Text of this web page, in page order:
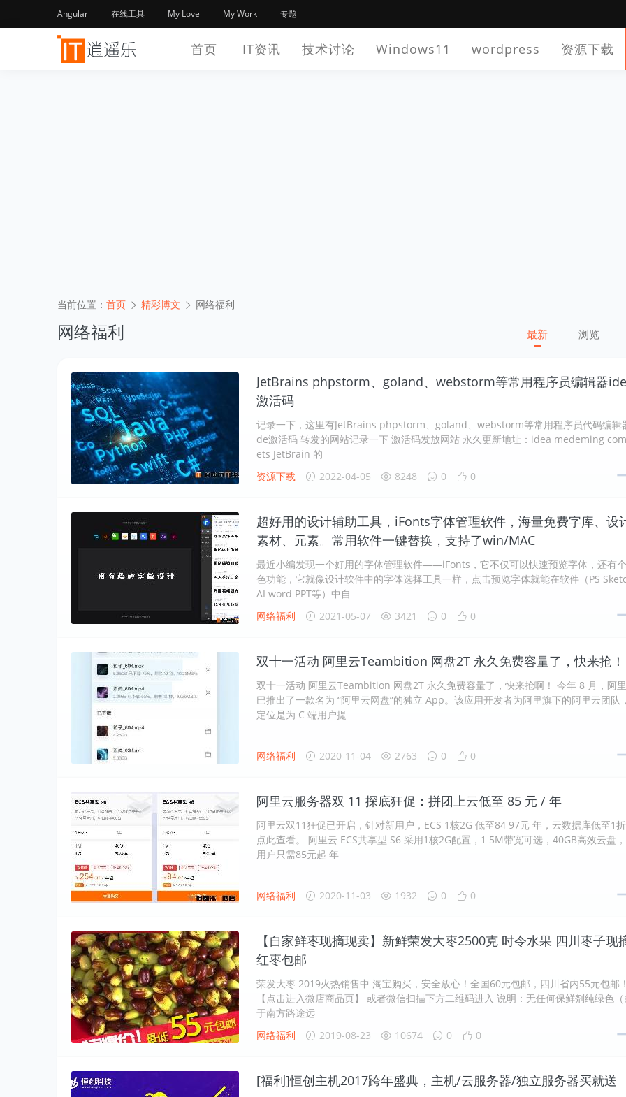
Angular 在线工具 My Love My Work 专题
首页 IT资讯 技术讨论 Windows11 wordpress 资源下载
当前位置： 首页 精彩博文 网络福利
网络福利 最新 浏览
JetBrains phpstorm、goland、webstorm等常用程序员编辑器ide
激活码
记录一下，这里有JetBrains phpstorm、goland、webstorm等常用程序员代码编辑
de激活码 转发的网站记录一下 激活码发放网站 永久更新地址：idea medeming
ets JetBrain 的
资源下载
2022-04-05 8248 0 0
超好用的设计辅助工具，iFonts字体管理软件，海量免费字库、设
素材、元素。常用软件一键替换，支持了win/MAC
最近小编发现一个好用的字体管理软件——iFonts，它不仅可以快速预览字体，还有
色功能，它就像设计软件中的字体选择工具一样，点击预览字体就能在软件（PS
AI word PPT等）中自
网络福利
2021-05-07 3421 0 0
双十一活动 阿里云Teambition 网盘2T 永久免费容量了，快来抢！
双十一活动 阿里云Teambition 网盘2T 永久免费容量了，快来抢啊！ 今年 8 月，阿
巴推出了一款名为 “阿里云网盘”的独立 App。该应用开发者为阿里旗下的阿里云团队，
定位是为 C 端用户提
网络福利 2020-11-04 2763 0 0
阿里云服务器双 11 探底狂促：拼团上云低至 85 元 / 年
阿里云双11狂促已开启，针对新用户，ECS 1核2G 低至84 97元 年，云数据库低至1折
点此查看。 阿里云 ECS共享型 S6 采用1核2G配置，1 5M带宽可选，40GB高效云盘
用户只需85元起 年
网络福利 2020-11-03 1932 0 0
【自家鲜枣现摘现卖】新鲜荣发大枣2500克 时令水果 四川枣子现
红枣包邮
荣发大枣 2019火热销售中 淘宝购买，安全放心！全国60元包邮，四川省内55元包邮！
【点击进入微店商品页】 或者微信扫描下方二维码进入 说明：无任何保鲜剂纯绿色（
于南方路途远
网络福利
2019-08-23 10674 0 0
[福利]恒创主机2017跨年盛典，主机/云服务器/独立服务器买就送